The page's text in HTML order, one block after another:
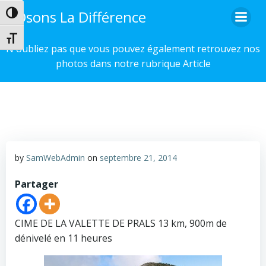
Passer en contraste élevé
Changer la taille de la police
au
Osons La Différence
N'oubliez pas que vous pouvez également retrouvez nos
photos dans notre rubrique Article
by SamWebAdmin on septembre 21, 2014
Partager
CIME DE LA VALETTE DE PRALS 13 km, 900m de
dénivelé en 11 heures